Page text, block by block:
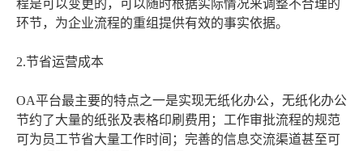
程是可以变更的，可以随时根据实际情况来调整不合理的
环节，为企业流程的重组提供有效的事实依据。
2.节省运营成本
OA平台最主要的特点之一是实现无纸化办公，无纸化办公
节约了大量的纸张及表格印刷费用；工作审批流程的规范
可为员工节省大量工作时间；完善的信息交流渠道甚至可